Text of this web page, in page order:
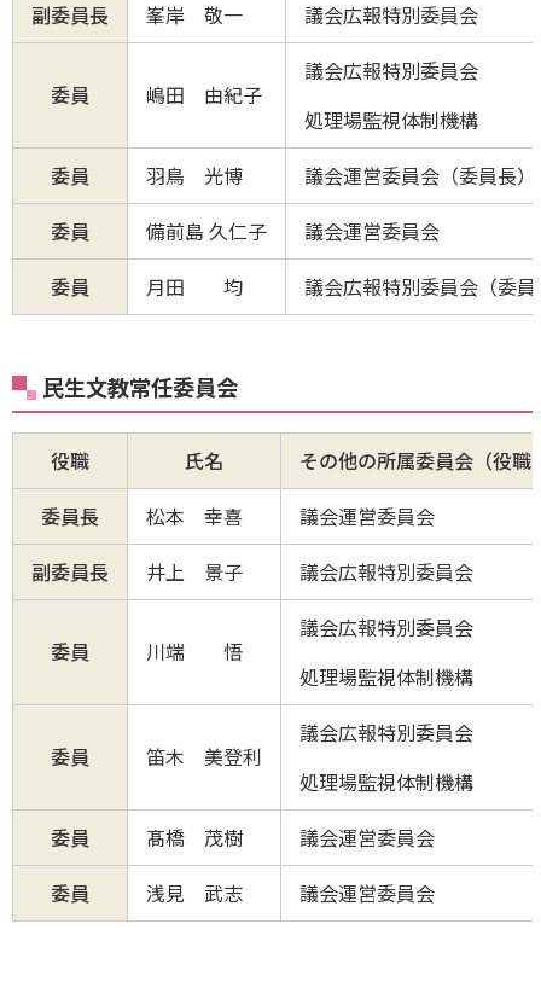
副委員長
峯岸 敬一 議会広報特別委員会
委員 嶋田 由紀子
議会広報特別委員会
処理場監視体制機構
委員
羽鳥 光博
議会運営委員会（委員長）
委員
備前島 久仁子
議会運営委員会
委員
月田 均 議会広報特別委員会（委
民生文教常任委員会
役職 氏名
その他の所属委員会（役職
委員長
松本 幸喜
議会運営委員会
副委員長
井上 景子 議会広報特別委員会
委員 川端 悟
議会広報特別委員会
処理場監視体制機構
委員 笛木 美登利
議会広報特別委員会
処理場監視体制機構
委員
髙橋 茂樹
議会運営委員会
委員
浅見 武志 議会運営委員会